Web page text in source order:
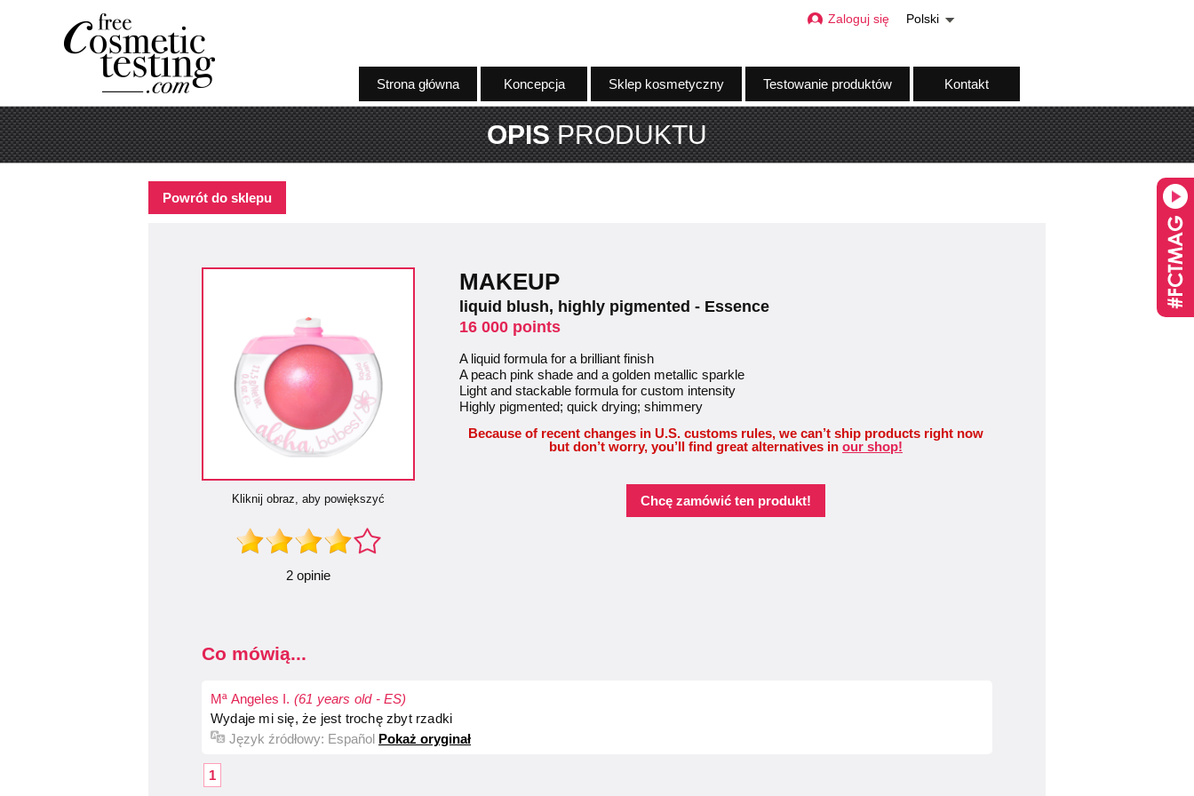
Strona główna Koncepcja Sklep kosmetyczny Testowanie produktów Kontakt
Zaloguj się Polski
OPISPRODUKTU
Powrót do sklepu
Kliknij obraz, aby powiększyć
2 opinie
MAKEUP
liquid blush, highly pigmented - Essence
16 000 points
A liquid formula for a brilliant finish
A peach pink shade and a golden metallic sparkle
Light and stackable formula for custom intensity
Highly pigmented; quick drying; shimmery
Because of recent changes in U.S. customs rules, we can’t ship products right now
but don’t worry, you’ll find great alternatives in our shop!
Chcę zamówić ten produkt!
Co mówią...
Mª Angeles I. (61 years old - ES)
Wydaje mi się, że jest trochę zbyt rzadki
Język źródłowy: Español Pokaż oryginał
1